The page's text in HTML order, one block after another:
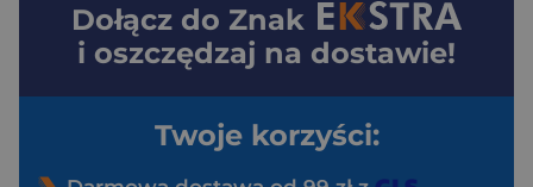
Dołącz do Znak
i oszczędzaj na dostawie!
Twoje korzyści: